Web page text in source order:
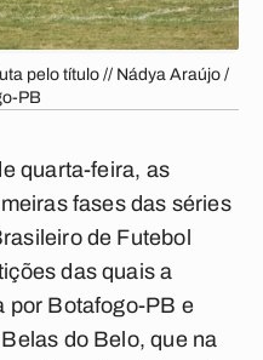
pelo título // Nádya Araújo /
PB
quarta-feira, as
fases das séries
de Futebol
das quais a
por Botafogo-PB e
do Belo, que na